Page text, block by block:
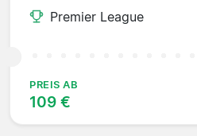
Premier League
PREIS AB
109 €